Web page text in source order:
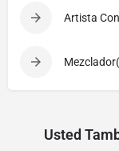
Artista
Usted